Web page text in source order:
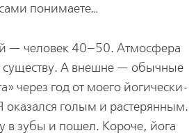
понимаете…
— человек 40–50. Атмосфера
А внешне — обычные
через год от моего йогически-
оказался голым и растерянным.
в зубы и пошел. Короче, йога